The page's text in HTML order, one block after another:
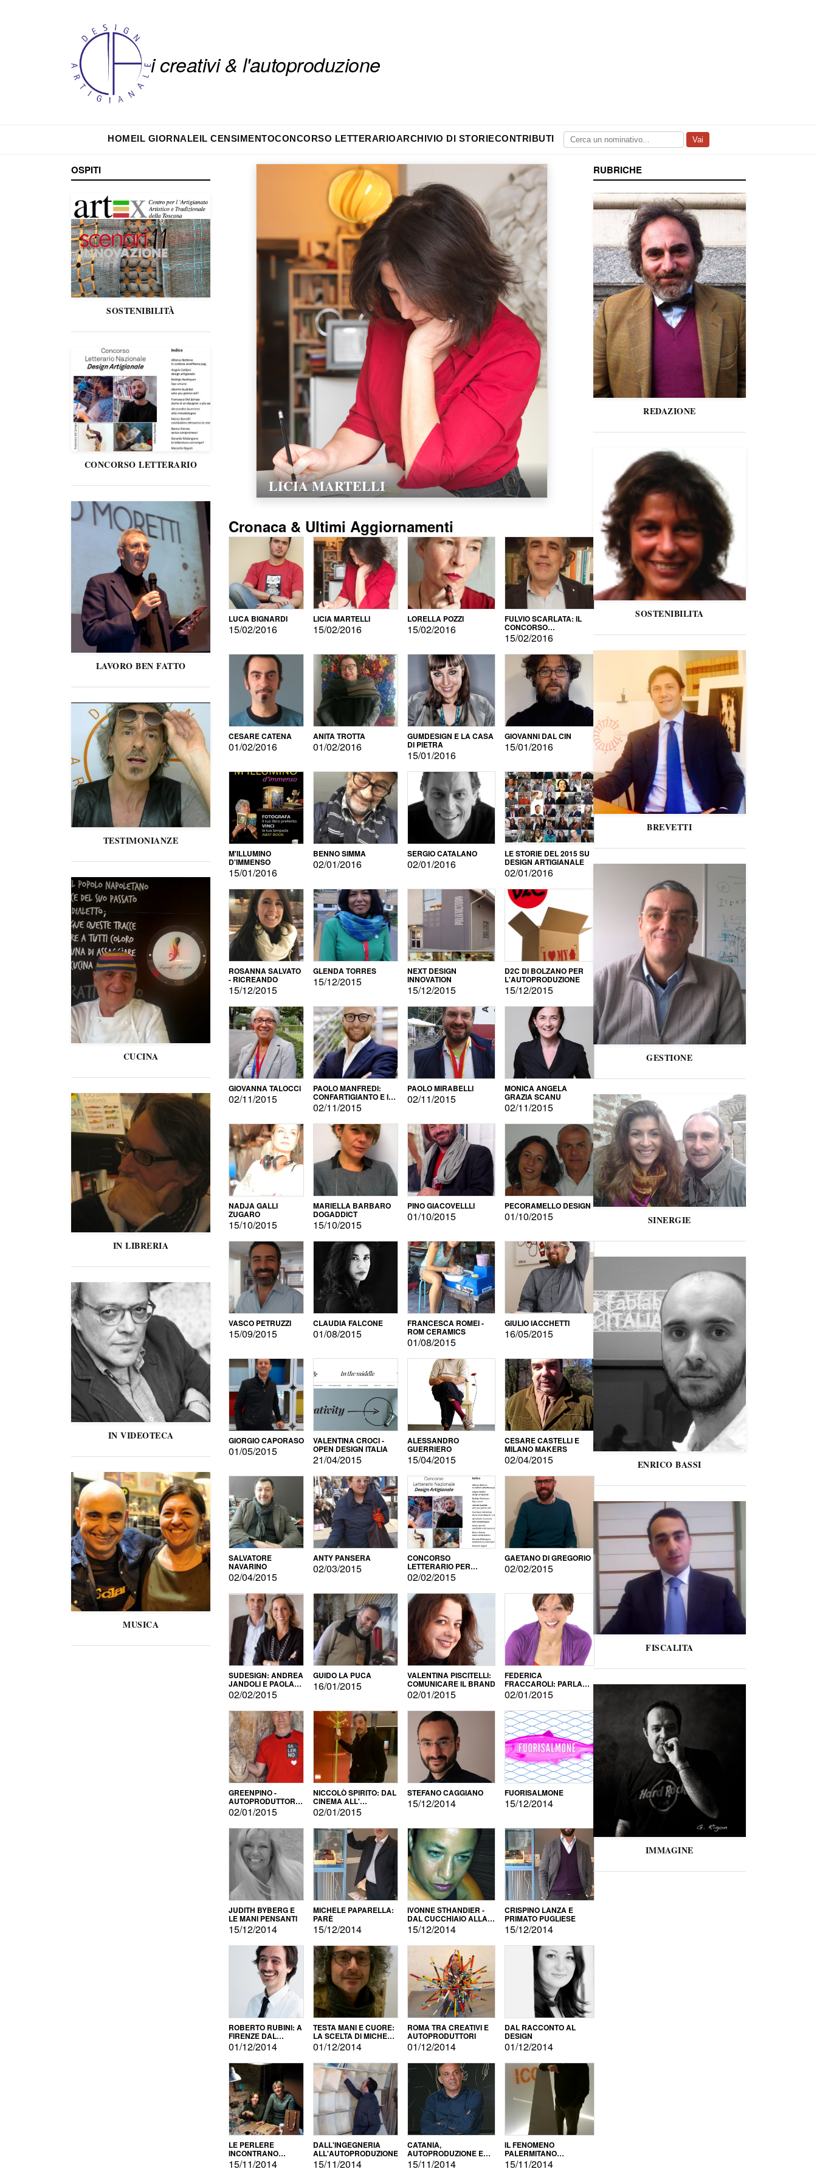
i creativi & l'autoproduzione
HOMEIL GIORNALEIL CENSIMENTOCONCORSO LETTERARIOARCHIVIO DI STORIECONTRIBUTI Vai
OSPITI
SOSTENIBILITÀ
CONCORSO LETTERARIO
LAVORO BEN FATTO
TESTIMONIANZE
CUCINA
IN LIBRERIA
IN VIDEOTECA
MUSICA
LORELLA POZZI
Cronaca & Ultimi Aggiornamenti
LUCA BIGNARDI
15/02/2016
LICIA MARTELLI
15/02/2016
LORELLA POZZI
15/02/2016
FULVIO SCARLATA: IL
CONCORSO
LETTERARIO
15/02/2016
CESARE CATENA
01/02/2016
ANITA TROTTA
01/02/2016
GUMDESIGN E LA CASA
DI PIETRA
15/01/2016
GIOVANNI DAL CIN
15/01/2016
M'ILLUMINO
D'IMMENSO
15/01/2016
BENNO SIMMA
02/01/2016
SERGIO CATALANO
02/01/2016
LE STORIE DEL 2015 SU
DESIGN ARTIGIANALE
02/01/2016
ROSANNA SALVATO
- RICREANDO
15/12/2015
GLENDA TORRES
15/12/2015
NEXT DESIGN
INNOVATION
15/12/2015
D2C DI BOLZANO PER
L'AUTOPRODUZIONE
15/12/2015
GIOVANNA TALOCCI
02/11/2015
PAOLO MANFREDI:
CONFARTIGIANTO E IL
SONDAGGIO
02/11/2015
PAOLO MIRABELLI
02/11/2015
MONICA ANGELA
GRAZIA SCANU
02/11/2015
NADJA GALLI
ZUGARO
15/10/2015
MARIELLA BARBARO
DOGADDICT
15/10/2015
PINO GIACOVELLLI
01/10/2015
PECORAMELLO DESIGN
01/10/2015
VASCO PETRUZZI
15/09/2015
CLAUDIA FALCONE
01/08/2015
FRANCESCA ROMEI -
ROM CERAMICS
01/08/2015
GIULIO IACCHETTI
16/05/2015
GIORGIO CAPORASO
01/05/2015
VALENTINA CROCI -
OPEN DESIGN ITALIA
21/04/2015
ALESSANDRO
GUERRIERO
15/04/2015
CESARE CASTELLI E
MILANO MAKERS
02/04/2015
SALVATORE
NAVARINO
02/04/2015
ANTY PANSERA
02/03/2015
CONCORSO
LETTERARIO PER
DESIGNER
02/02/2015
GAETANO DI GREGORIO
02/02/2015
SUDESIGN: ANDREA
JANDOLI E PAOLA
PISAPIA
02/02/2015
GUIDO LA PUCA
16/01/2015
VALENTINA PISCITELLI:
COMUNICARE IL BRAND
02/01/2015
FEDERICA
FRACCAROLI: PARLARE
LINGUE DIVERSE
02/01/2015
GREENPINO -
AUTOPRODUTTORE
PER AMORE
02/01/2015
NICCOLÒ SPIRITO: DAL
CINEMA ALL'
AUTOPRODUZIONE
02/01/2015
STEFANO CAGGIANO
15/12/2014
FUORISALMONE
15/12/2014
JUDITH BYBERG E
LE MANI PENSANTI
15/12/2014
MICHELE PAPARELLA:
PARÈ
15/12/2014
IVONNE STHANDIER -
DAL CUCCHIAIO ALLA
CITTÀ
15/12/2014
CRISPINO LANZA E
PRIMATO PUGLIESE
15/12/2014
ROBERTO RUBINI: A
FIRENZE DAL
PRODOTTO ALLA
PROMOZIONE
01/12/2014
TESTA MANI E CUORE:
LA SCELTA DI MICHELE
BARBERIO
01/12/2014
ROMA TRA CREATIVI E
AUTOPRODUTTORI
01/12/2014
DAL RACCONTO AL
DESIGN
01/12/2014
LE PERLERE
INCONTRANO
L'AUTOPRODUZIONE
15/11/2014
DALL'INGEGNERIA
ALL'AUTOPRODUZIONE
15/11/2014
CATANIA,
AUTOPRODUZIONE E
COMMERCIALIZZAZIONE
15/11/2014
IL FENOMENO
PALERMITANO
DELL'AUTOPRODUZIONE
15/11/2014
RUBRICHE
REDAZIONE
SOSTENIBILITA
BREVETTI
GESTIONE
SINERGIE
ENRICO BASSI
FISCALITA
IMMAGINE